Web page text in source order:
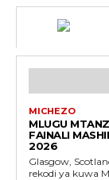
MICHEZO
MLUGU
FAINALI
2026
Glasgow, Scotland Mchezaji wa Judu, Andrew Mlugu,
rekodi ya kuwa